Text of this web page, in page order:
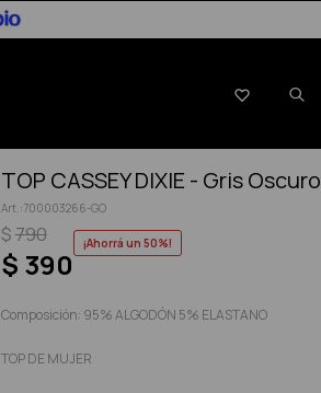

TOP CASSEY DIXIE - Gris Oscuro
700003266-GO
$ 390
$790 50
Composición: 95% ALGODÓN 5% ELASTANO
TOP DE MUJER